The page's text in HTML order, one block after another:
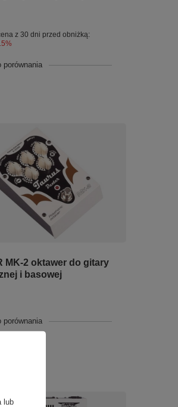
z 30 dni przed obniżką:
porównania
MK-2 oktawer do gitary
i basowej
porównania
lub